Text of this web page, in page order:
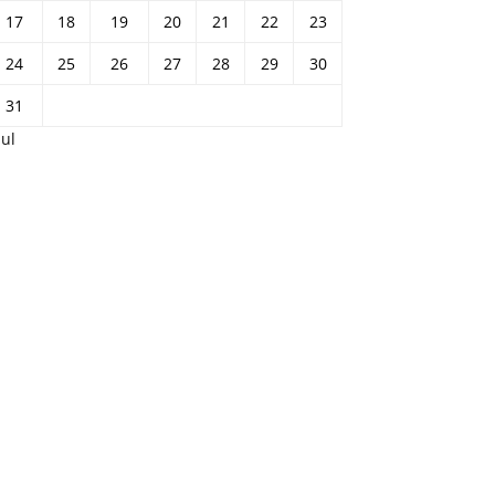
17 18 19 20 21 22
23
24
25 26 27 28 29
30
31